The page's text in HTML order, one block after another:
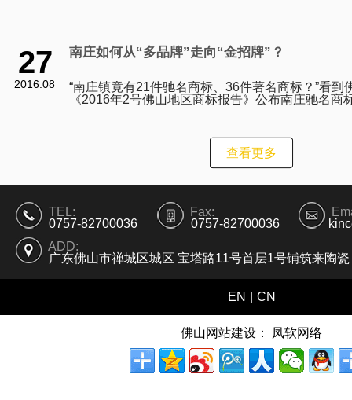
27
2016.08
南庄如何从“多品牌”走向“金招牌”？
“南庄镇竟有21件驰名商标、36件著名商标？”看到
《2016年2号佛山地区商标报告》公布南庄驰名商
查看更多
TEL:
0757-82700036
Fax:
0757-82700036
ADD:
广东佛山市禅城区城区 宝塔路11号首层1号铺筑来陶瓷
EN CN
佛山网站建设： 凤软网络